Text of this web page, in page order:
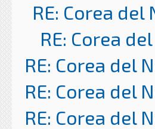
RE: Corea del
RE: Corea
RE: Corea del
RE: Corea del
RE: Corea del